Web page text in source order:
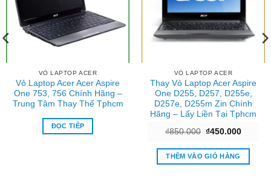
VỎ LAPTOP ACER
Vỏ Laptop Acer Acer Aspire
One 753, 756 Chính Hãng –
Trung Tâm Thay Thế Tphcm
ĐỌC TIẾP
VỎ LAPTOP ACER
Thay Vỏ Laptop Acer Aspire
One D255, D257, D255e,
D257e, D255m Zin Chính
Hãng – Lấy Liền Tại Tphcm
₫850.000 Giá
là:
₫850.000.
₫450.000Giá
tại
THÊM VÀO GIỎ HÀNG